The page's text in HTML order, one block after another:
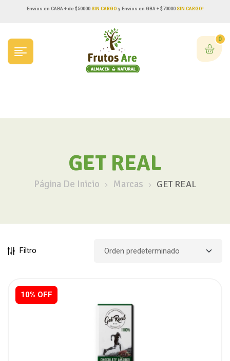
Envíos en CABA + de $50000SIN CARGO y Envíos en GBA + $70000 SIN CARGO!
0
GET REAL
Página De Inicio Marcas GET REAL
Filtro
10% OFF
10% OFF